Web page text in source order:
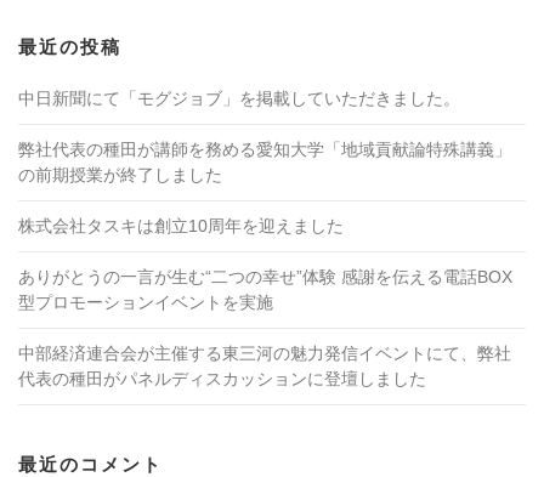
最近の投稿
中日新聞にて「モグジョブ」を掲載していただきました。
弊社代表の種田が講師を務める愛知大学「地域貢献論特殊講義」
の前期授業が終了しました
株式会社タスキは創立10周年を迎えました
ありがとうの一言が生む“二つの幸せ”体験 感謝を伝える電話BOX
型プロモーションイベントを実施
中部経済連合会が主催する東三河の魅力発信イベントにて、弊社
代表の種田がパネルディスカッションに登壇しました
最近のコメント